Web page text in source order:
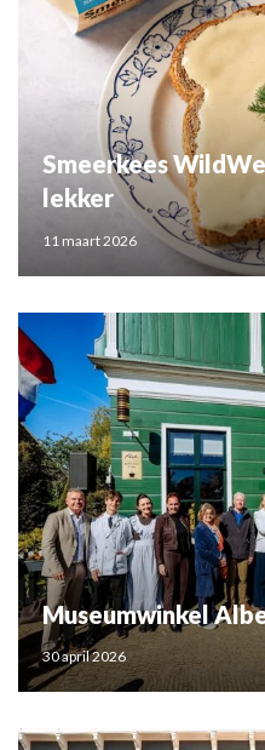
Smeerkees
lekker
11 maart 2026
Museumwinkel
30 april 2026